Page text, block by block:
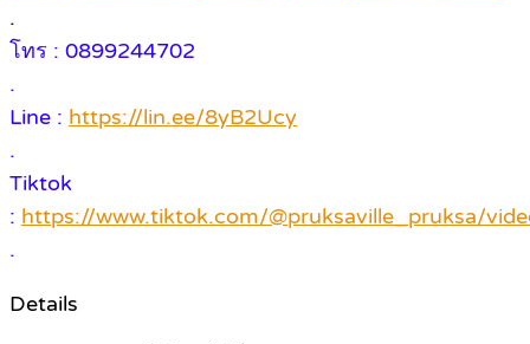
.
โทร : 0899244702
.
Line : https://lin.ee/8yB2Ucy
.
Tiktok
: https://www.tiktok.com/@pruksaville_pruksa/
.
Details